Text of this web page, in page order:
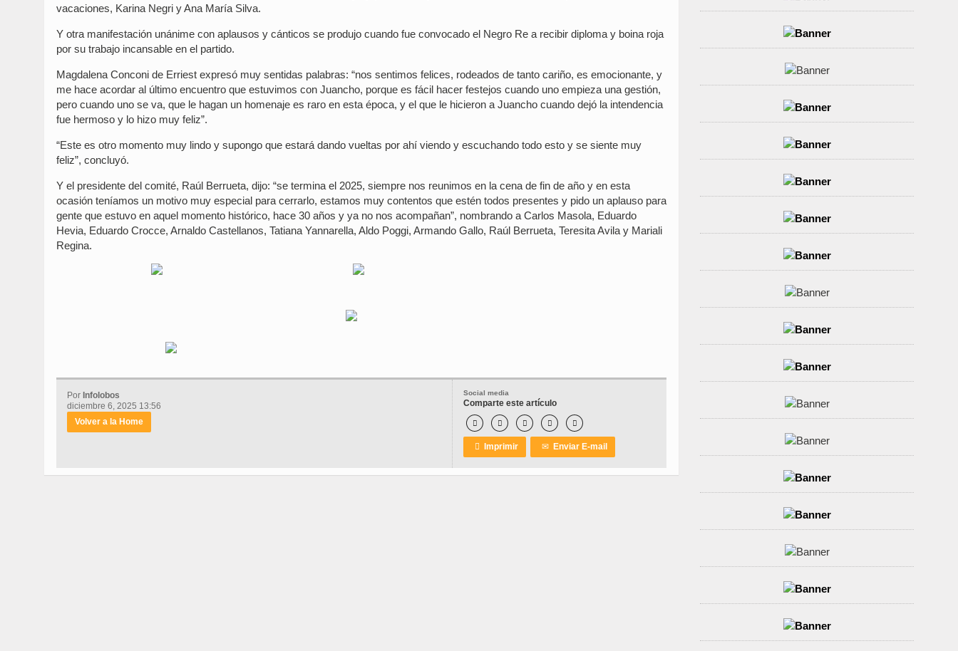
vacaciones, Karina Negri y Ana María Silva.
Y otra manifestación unánime con aplausos y cánticos se produjo cuando fue convocado el Negro Re a recibir diploma y boina roja
por su trabajo incansable en el partido.
Magdalena Conconi de Erriest expresó muy sentidas palabras: “nos sentimos felices, rodeados de tanto cariño, es emocionante, y
me hace acordar al último encuentro que estuvimos con Juancho, porque es fácil hacer festejos cuando uno empieza una gestión,
pero cuando uno se va, que le hagan un homenaje es raro en esta época, y el que le hicieron a Juancho cuando dejó la intendencia
fue hermoso y lo hizo muy feliz”.
“Este es otro momento muy lindo y supongo que estará dando vueltas por ahí viendo y escuchando todo esto y se siente muy
feliz”, concluyó.
Y el presidente del comité, Raúl Berrueta, dijo: “se termina el 2025, siempre nos reunimos en la cena de fin de año y en esta
ocasión teníamos un motivo muy especial para cerrarlo, estamos muy contentos que estén todos presentes y pido un aplauso para
gente que estuvo en aquel momento histórico, hace 30 años y ya no nos acompañan”, nombrando a Carlos Masola, Eduardo
Hevia, Eduardo Crocce, Arnaldo Castellanos, Tatiana Yannarella, Aldo Poggi, Armando Gallo, Raúl Berrueta, Teresita Avila y Mariali
Regina.
Social media
Comparte este artículo
    
 Imprimir ✉ Enviar E-mail
Por Infolobos
diciembre 6, 2025 13:56
Volver a la Home